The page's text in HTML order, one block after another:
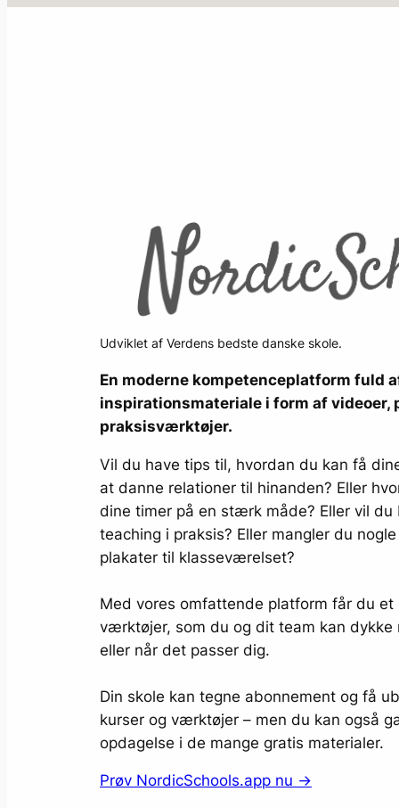
Udviklet af Verdens bedste danske skole.
En moderne kompetenceplatform fuld
inspirationsmateriale i form af videoer,
praksisværktøjer.
Vil du have tips til, hvordan du kan få
at danne relationer til hinanden? Eller
dine timer på en stærk måde? Eller vil du
teaching i praksis? Eller mangler du
plakater til klasseværelset?
Med vores omfattende platform får du et
værktøjer, som du og dit team kan dykke
eller når det passer dig.
Din skole kan tegne abonnement og få
kurser og værktøjer – men du kan også
opdagelse i de mange gratis materialer.
Prøv NordicSchools.app nu →